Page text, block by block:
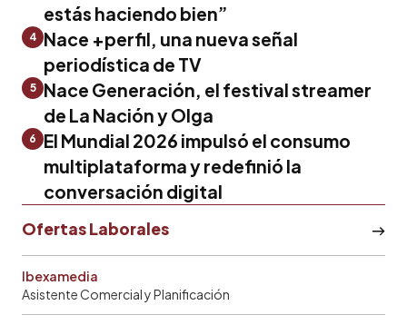
estás haciendo bien”
4 Nace +perfil, una nueva señal
periodística de TV
5
Nace Generación, el festival streamer
de La Nación y Olga
6
El Mundial 2026 impulsó el consumo
multiplataforma y redefinió la
conversación digital
Ofertas Laborales
Ibexamedia
Asistente Comercial y Planificación